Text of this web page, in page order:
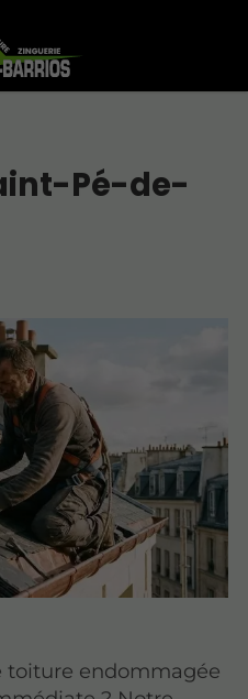
Pé-de-
toiture endommagée